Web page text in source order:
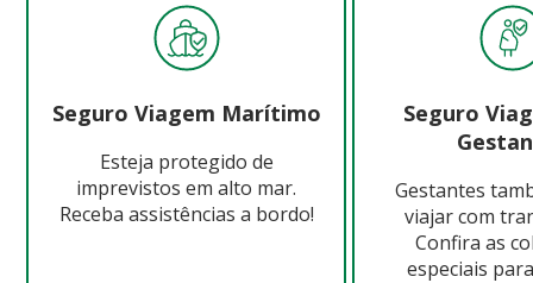
Seguro Viagem Marítimo
Esteja protegido de
imprevistos em alto mar.
Receba assistências a bordo!
Seguro
Gestantes
viajar com
Confira as
especiais